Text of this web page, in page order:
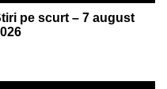
pe scurt – 7 august